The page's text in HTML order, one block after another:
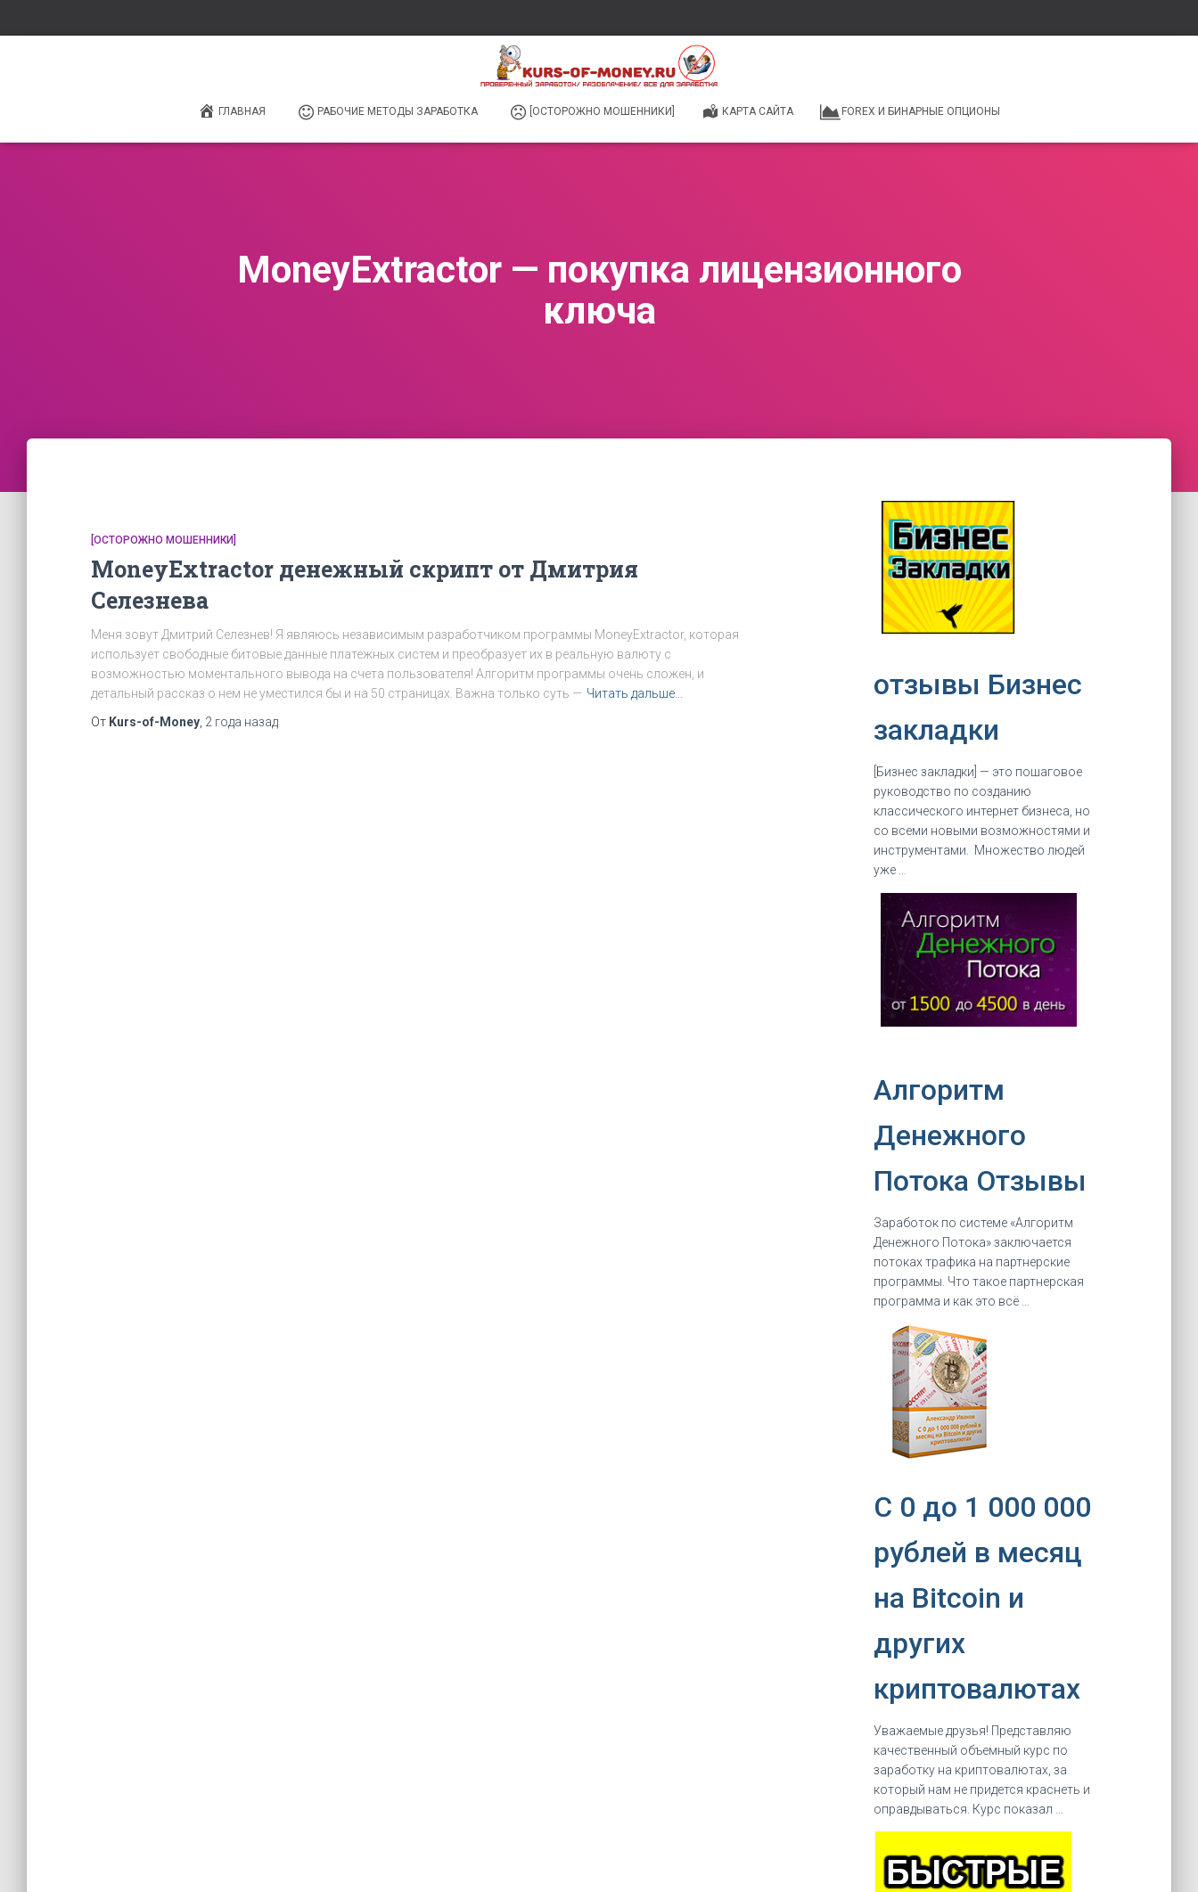
ГЛАВНАЯ РАБОЧИЕ МЕТОДЫ ЗАРАБОТКА [ОСТОРОЖНО МОШЕННИКИ] КАРТА САЙТА FOREX И БИНАРНЫЕ ОПЦИОНЫ
MoneyExtractor — покупка лицензионного
ключа
[ОСТОРОЖНО МОШЕННИКИ]
MoneyExtractor денежный скрипт от Дмитрия
Селезнева
Меня зовут Дмитрий Селезнев! Я являюсь независимым разработчиком программы MoneyExtractor, которая
использует свободные битовые данные платежных систем и преобразует их в реальную валюту с
возможностью моментального вывода на счета пользователя! Алгоритм программы очень сложен, и
детальный рассказ о нем не уместился бы и на 50 страницах. Важна только суть — Читать дальше…
От Kurs-of-Money 2 года назад
отзывы Бизнес
закладки
[Бизнес закладки] — это пошаговое
руководство по созданию
классического интернет бизнеса, но
со всеми новыми возможностями и
инструментами. Множество людей
уже …
Алгоритм
Денежного
Потока Отзывы
Заработок по системе «Алгоритм
Денежного Потока» заключается
потоках трафика на партнерские
программы. Что такое партнерская
программа и как это всё …
C 0 до 1 000 000
рублей в месяц
на Bitcoin и
других
криптовалютах
Уважаемые друзья! Представляю
качественный объемный курс по
заработку на криптовалютах, за
который нам не придется краснеть и
оправдываться. Курс показал …